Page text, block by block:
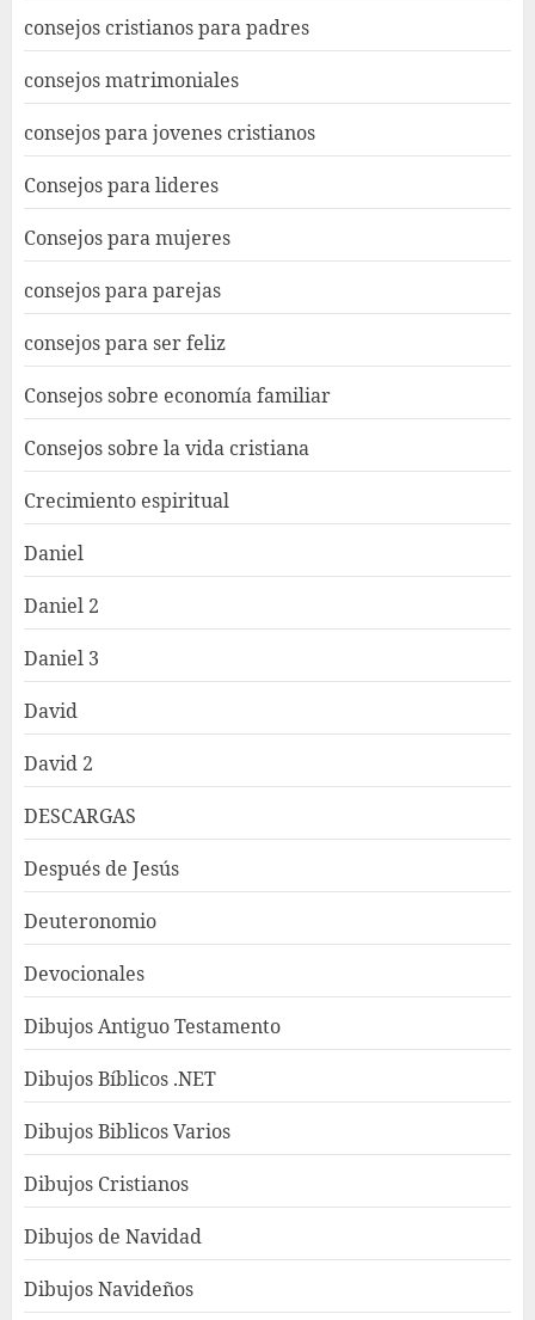
consejos cristianos para padres
consejos matrimoniales
consejos para jovenes cristianos
Consejos para lideres
Consejos para mujeres
consejos para parejas
consejos para ser feliz
Consejos sobre economía familiar
Consejos sobre la vida cristiana
Crecimiento espiritual
Daniel
Daniel 2
Daniel 3
David
David 2
DESCARGAS
Después de Jesús
Deuteronomio
Devocionales
Dibujos Antiguo Testamento
Dibujos Bíblicos .NET
Dibujos Biblicos Varios
Dibujos Cristianos
Dibujos de Navidad
Dibujos Navideños